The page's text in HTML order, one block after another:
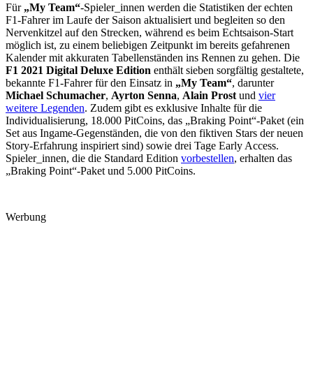
Für „My Team“-Spieler_innen werden die Statistiken der echten
F1-Fahrer im Laufe der Saison aktualisiert und begleiten so den
Nervenkitzel auf den Strecken, während es beim Echtsaison-Start
möglich ist, zu einem beliebigen Zeitpunkt im bereits gefahrenen
Kalender mit akkuraten Tabellenständen ins Rennen zu gehen. Die
F1 2021 Digital Deluxe Edition enthält sieben sorgfältig gestaltete,
bekannte F1-Fahrer für den Einsatz in „My Team“, darunter
Michael Schumacher, Ayrton Senna, Alain Prost und vier
weitere Legenden. Zudem gibt es exklusive Inhalte für die
Individualisierung, 18.000 PitCoins, das „Braking Point“-Paket (ein
Set aus Ingame-Gegenständen, die von den fiktiven Stars der neuen
Story-Erfahrung inspiriert sind) sowie drei Tage Early Access.
Spieler_innen, die die Standard Edition vorbestellen, erhalten das
„Braking Point“-Paket und 5.000 PitCoins.
Werbung